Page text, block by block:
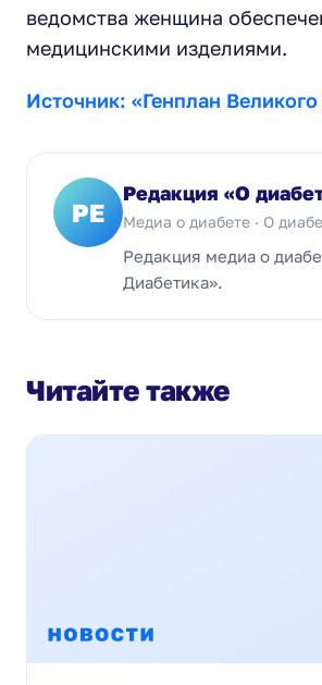
ведомства женщина
медицинскими изделиями.
Источник: «Генплан
РЕ
Редакция «О
Медиа о диабете · О
Редакция медиа о
Диабетика».
Читайте также